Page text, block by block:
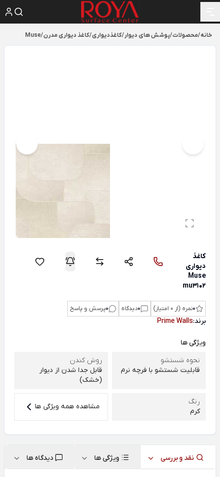
خانه/محصولات/پوشش های دیوار/کاغذدیواری/کاغذ دیواری مدرن/
Muse
کاغذ
دیواری
Muse
mu3102
0نمره (از 0 امتیاز) 0دیدگاه 0پرسش و پاسخ
برند:Prime Walls
ویژگی ها
نحوه شستشو
قابلیت شستشو با فرچه نرم
روش کندن
قابل جدا شدن از دیوار
(خشک)
رنگ
کرم
مشاهده همه ویژگی ها
نقد و بررسی ویژگی ها دیدگاه ها